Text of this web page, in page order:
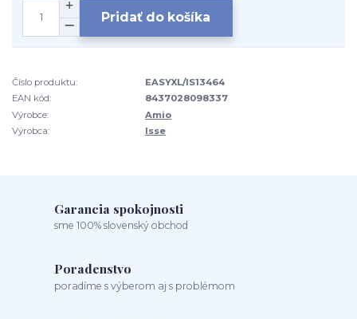
Pridať do košíka
Číslo produktu:
EASYXL/IS13464
EAN kód:
8437028098337
Výrobce:
Amio
Výrobca:
Isse
Garancia spokojnosti
sme 100% slovenský obchod
Poradenstvo
poradíme s výberom aj s problémom